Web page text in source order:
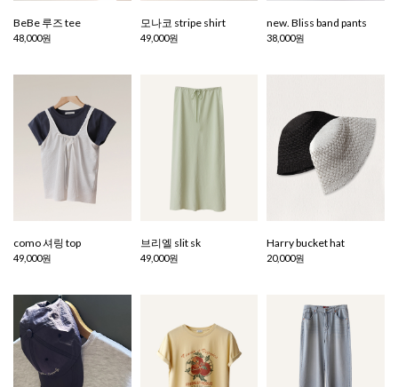
BeBe 루즈 tee
48,000원
모나코 stripe shirt
49,000원
new. Bliss band pants
38,000원
como 셔링 top
49,000원
브리엘 slit sk
49,000원
Harry bucket hat
20,000원